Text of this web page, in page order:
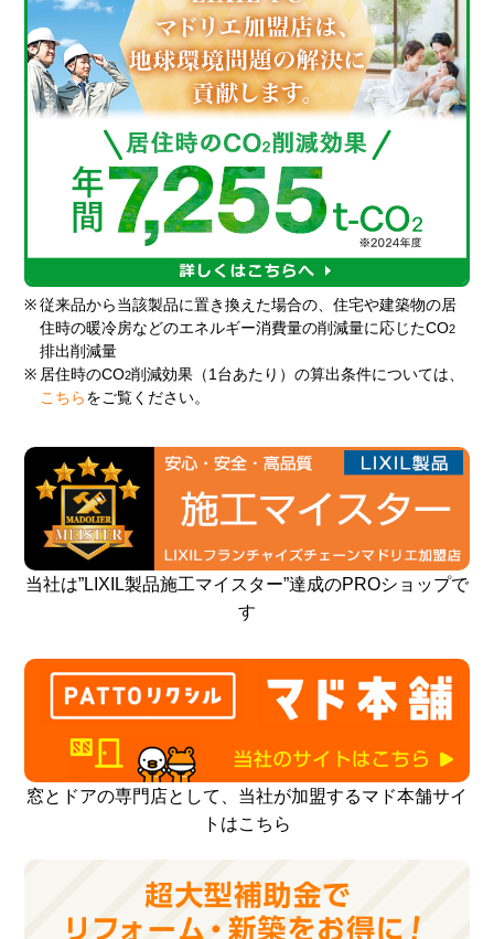
※ 従来品から当該製品に置き換えた場合の、住宅や建築物の居
住時の暖冷房などのエネルギー消費量の削減量に応じたCO2
排出削減量
※ 居住時のCO2削減効果（1台あたり）の算出条件については、
こちら をご覧ください。
当社は”LIXIL製品施工マイスター”達成のPROショップで
す
窓とドアの専門店として、当社が加盟するマド本舗サイ
トはこちら